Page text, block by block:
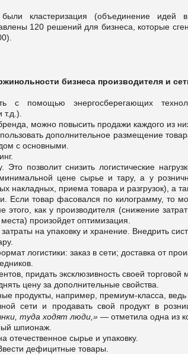
кластеризация (объединение идей
120 решений для бизнеса, которые
бизнеса производителя и
с помощью энергосберегающих
можно повысить продажи каждого из
дополнительное размещение
с основными.
Это позволит снизить логистические
цене сырье и тару, а у
накладных, приема товара и разгрузок), а
Если товар фасовался по килограмму, то
этого, как у производителя (снижение
произойдет оптимизация.
на упаковку и хранение. Внедрить
логистики: заказ в сети; доставка от
придать эксклюзивность своей
цену за дополнительные свойства.
продукты, например, премиум-класса, ведь
сети и продавать свой продукт в
туда ходят люди,» — отметила одна из
шпионаж.
отечественное сырье и упаковку.
дефицитные товары.